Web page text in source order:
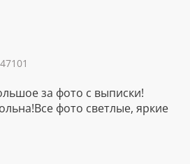
за фото с выписки!
фото светлые, яркие